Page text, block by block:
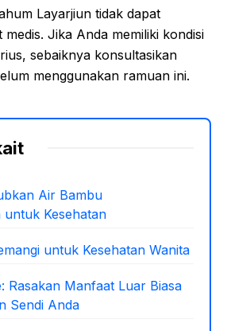
Layarjiun tidak dapat
Jika Anda memiliki kondisi
sebaiknya konsultasikan
menggunakan ramuan ini.
Air Bambu
Kesehatan
untuk Kesehatan Wanita
Rasakan Manfaat Luar Biasa
Sendi Anda